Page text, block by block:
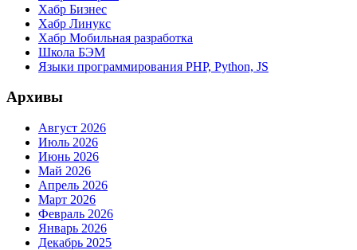
Хабр Бизнес
Хабр Линукс
Хабр Мобильная разработка
Школа БЭМ
Языки программирования PHP, Python, JS
Архивы
Август 2026
Июль 2026
Июнь 2026
Май 2026
Апрель 2026
Март 2026
Февраль 2026
Январь 2026
Декабрь 2025